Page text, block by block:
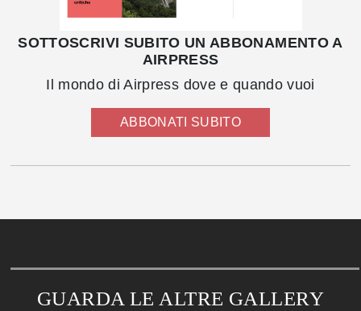
SOTTOSCRIVI SUBITO UN ABBONAMENTO A
AIRPRESS
Il mondo di Airpress dove e quando vuoi
ABBONATI SUBITO
GUARDA LE ALTRE GALLERY